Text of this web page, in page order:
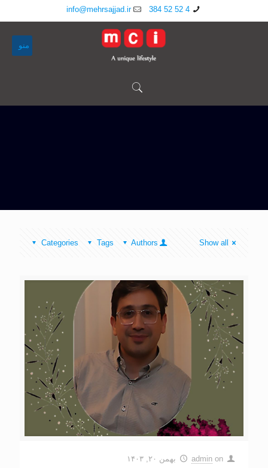
4 52 52 384
info@mehrsajjad.ir
منو
Categories Tags Authors Show all
admin on بهمن ۲۰, ۱۴۰۳